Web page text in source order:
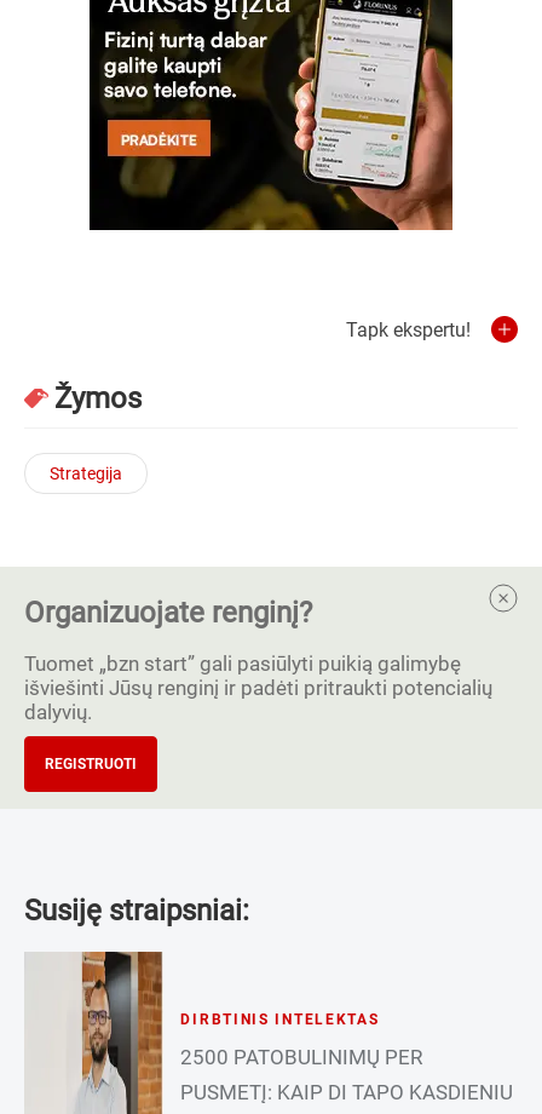
Tapk ekspertu!
Žymos
Strategija
Organizuojate renginį?
Tuomet „bzn start” gali pasiūlyti puikią galimybę
išviešinti Jūsų renginį ir padėti pritraukti potencialių
dalyvių.
REGISTRUOTI
Susiję straipsniai:
DIRBTINIS INTELEKTAS
2500 PATOBULINIMŲ PER
PUSMETĮ: KAIP DI TAPO KASDIENIU